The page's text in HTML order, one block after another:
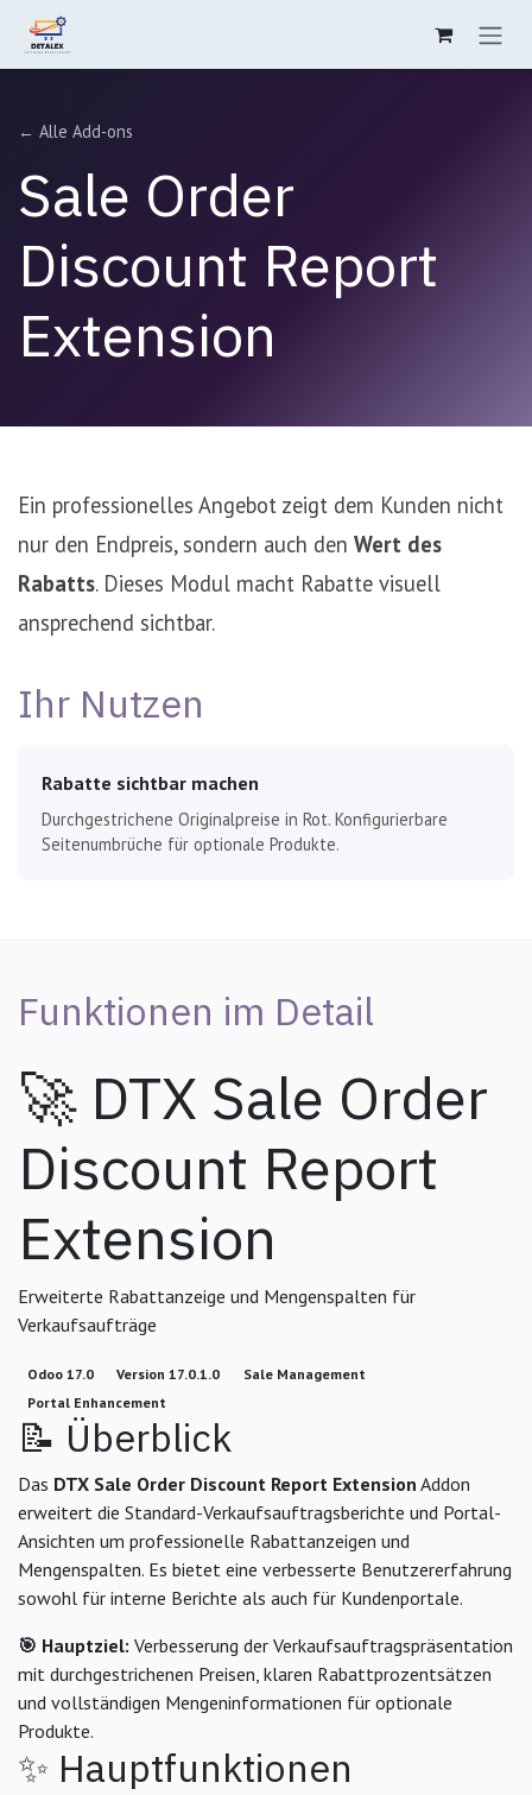
Zum Inhalt springen
← Alle Add-ons
Sale Order
Discount Report
Extension
Ein professionelles Angebot zeigt dem Kunden nicht
nur den Endpreis, sondern auch den Wert des
Rabatts. Dieses Modul macht Rabatte visuell
ansprechend sichtbar.
Ihr Nutzen
Rabatte sichtbar machen
Durchgestrichene Originalpreise in Rot. Konfigurierbare
Seitenumbrüche für optionale Produkte.
Funktionen im Detail
🚀 DTX Sale Order
Discount Report
Extension
Erweiterte Rabattanzeige und Mengenspalten für
Verkaufsaufträge
Odoo 17.0 Version 17.0.1.0
Sale Management
Portal Enhancement
📝 Überblick
Das DTX Sale Order Discount Report Extension Addon
erweitert die Standard-Verkaufsauftragsberichte und Portal-
Ansichten um professionelle Rabattanzeigen und
Mengenspalten. Es bietet eine verbesserte Benutzererfahrung
sowohl für interne Berichte als auch für Kundenportale.
🎯 Hauptziel: Verbesserung der Verkaufsauftragspräsentation
mit durchgestrichenen Preisen, klaren Rabattprozentsätzen
und vollständigen Mengeninformationen für optionale
Produkte.
✨ Hauptfunktionen